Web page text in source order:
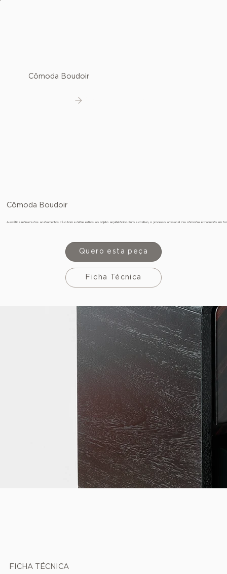
Cômoda Boudoir
Cômoda Boudoir
A estética refinada dos acabamentos dá o tom e define estilos ao objeto arquitetônico. Puro e criativo, o processo artesanal das cômodas é traduzido em
Quero esta peça
Ficha Técnica
FICHA TÉCNICA